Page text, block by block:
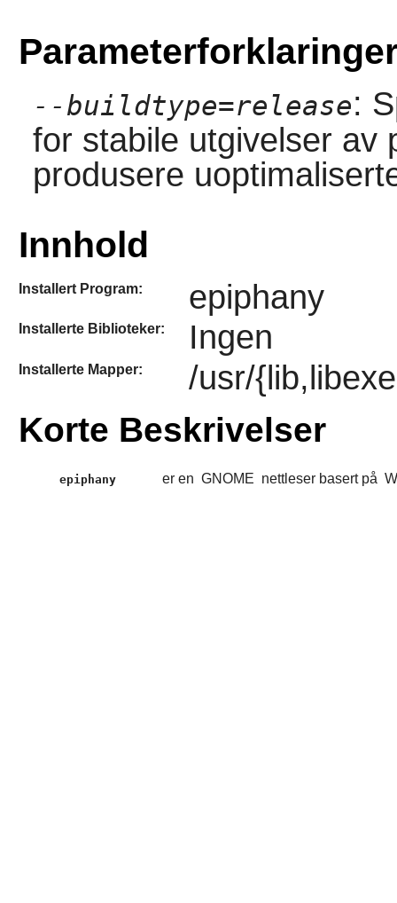
--buildtype=release:
for stabile utgivelser av
produsere
Innhold
Installert Program: epiphany
Installerte Biblioteker: Ingen
Installerte Mapper: /usr/
Korte Beskrivelser
epiphany er en GNOME nettleser basert på